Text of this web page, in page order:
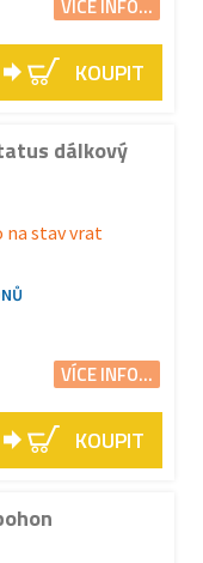
VÍCE INFO...
KOUPIT
dálkový
stav vrat
VÍCE INFO...
KOUPIT